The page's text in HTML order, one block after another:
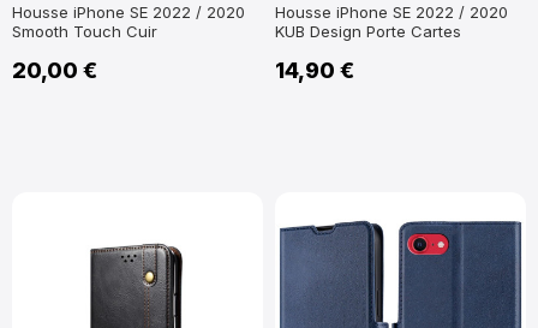
Housse iPhone SE 2022 / 2020
Smooth Touch Cuir
20,00 €
Housse iPhone SE 2022 / 2020
KUB Design Porte Cartes
14,90 €